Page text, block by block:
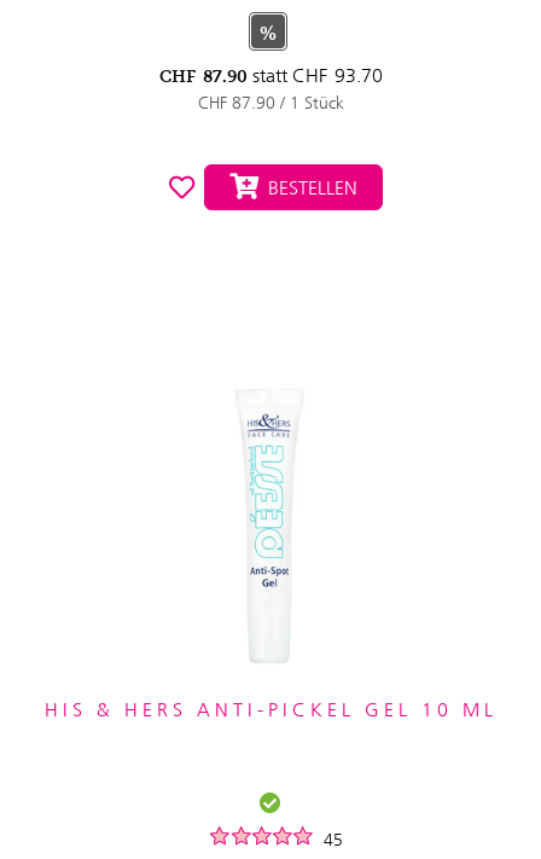
%
CHF 87.90 statt CHF 93.70
CHF 87.90 / 1 Stück
BESTELLEN
HIS & HERS ANTI-PICKEL GEL 10 ML
45